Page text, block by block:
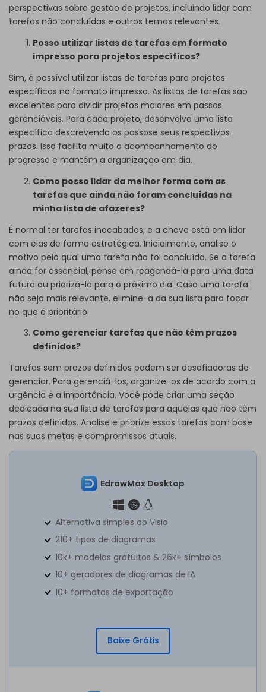
perspectivas sobre gestão de projetos, incluindo lidar com
tarefas não concluídas e outros temas relevantes.
Posso utilizar listas de tarefas em formato
impresso para projetos específicos?
Sim, é possível utilizar listas de tarefas para projetos
específicos no formato impresso. As listas de tarefas são
excelentes para dividir projetos maiores em passos
gerenciáveis. Para cada projeto, desenvolva uma lista
específica descrevendo os passose seus respectivos
prazos. Isso facilita muito o acompanhamento do
progresso e mantém a organização em dia.
Como posso lidar da melhor forma com as
tarefas que ainda não foram concluídas na
minha lista de afazeres?
É normal ter tarefas inacabadas, e a chave está em lidar
com elas de forma estratégica. Inicialmente, analise o
motivo pelo qual uma tarefa não foi concluída. Se a tarefa
ainda for essencial, pense em reagendá-la para uma data
futura ou priorizá-la para o próximo dia. Caso uma tarefa
não seja mais relevante, elimine-a da sua lista para focar
no que é prioritário.
Como gerenciar tarefas que não têm prazos
definidos?
Tarefas sem prazos definidos podem ser desafiadoras de
gerenciar. Para gerenciá-los, organize-os de acordo com a
urgência e a importância. Você pode criar uma seção
dedicada na sua lista de tarefas para aquelas que não têm
prazos definidos. Analise e priorize essas tarefas com base
nas suas metas e compromissos atuais.
EdrawMax Desktop
Alternativa simples ao Visio
210+ tipos de diagramas
10k+ modelos gratuitos & 26k+ símbolos
10+ geradores de diagramas de IA
10+ formatos de exportação
Baixe Grátis